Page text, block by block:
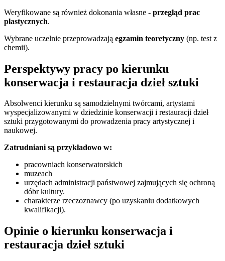
Weryfikowane są również dokonania własne - przegląd prac
plastycznych.
Wybrane uczelnie przeprowadzają egzamin teoretyczny (np. test z
chemii).
Perspektywy pracy po kierunku
konserwacja i restauracja dzieł sztuki
Absolwenci kierunku są samodzielnymi twórcami, artystami
wyspecjalizowanymi w dziedzinie konserwacji i restauracji dzieł
sztuki przygotowanymi do prowadzenia pracy artystycznej i
naukowej.
Zatrudniani są przykładowo w:
pracowniach konserwatorskich
muzeach
urzędach administracji państwowej zajmujących się ochroną
dóbr kultury.
charakterze rzeczoznawcy (po uzyskaniu dodatkowych
kwalifikacji).
Opinie o kierunku konserwacja i
restauracja dzieł sztuki